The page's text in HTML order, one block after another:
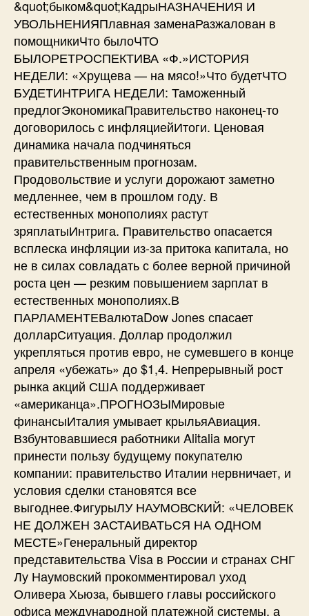
&quot;быком&quot;КадрыНАЗНАЧЕНИЯ И
УВОЛЬНЕНИЯПлавная заменаРазжалован в
помощникиЧто былоЧТО
БЫЛОРЕТРОСПЕКТИВА «Ф.»ИСТОРИЯ
НЕДЕЛИ: «Хрущева — на мясо!»Что будетЧТО
БУДЕТИНТРИГА НЕДЕЛИ: Таможенный
предлогЭкономикаПравительство наконец-то
договорилось с инфляциейИтоги. Ценовая
динамика начала подчиняться
правительственным прогнозам.
Продовольствие и услуги дорожают заметно
медленнее, чем в прошлом году. В
естественных монополиях растут
зряплатыИнтрига. Правительство опасается
всплеска инфляции из-за притока капитала, но
не в силах совладать с более верной причиной
роста цен — резким повышением зарплат в
естественных монополиях.В
ПАРЛАМЕНТЕВалютаDow Jones спасает
долларСитуация. Доллар продолжил
укрепляться против евро, не сумевшего в конце
апреля «убежать» до $1,4. Непрерывный рост
рынка акций США поддерживает
«американца».ПРОГНОЗЫМировые
финансыИталия умывает крыльяАвиация.
Взбунтовавшиеся работники Alitalia могут
принести пользу будущему покупателю
компании: правительство Италии нервничает, и
условия сделки становятся все
выгоднее.ФигурыЛУ НАУМОВСКИЙ: «ЧЕЛОВЕК
НЕ ДОЛЖЕН ЗАСТАИВАТЬСЯ НА ОДНОМ
МЕСТЕ»Генеральный директор
представительства Visa в России и странах СНГ
Лу Наумовский прокомментировал уход
Оливера Хьюза, бывшего главы российского
офиса международной платежной системы, а